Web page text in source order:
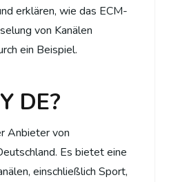
erklären, wie das ECM-
von Kanälen
ein Beispiel.
DE?
Anbieter von
Es bietet eine
einschließlich Sport,